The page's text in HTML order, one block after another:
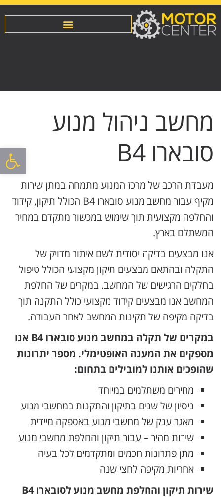
פתח
מחשב ניהול מנוע
סובארו B4
מעבדת הרכב של מרכז המנוע מתמחה במתן שירות
מקיף עבור מחשב מנוע סובארו B4 הכולל תיקון, קידוד
והחלפה מקצועית תוך שימוש במכשור מתקדם במחיר
המשתלם בארץ.
אנו מבצעים בדיקה יסודית לשם איתור מדויק של
התקלה ובהתאם מבצעים תיקון מקצועי הכולל טיפול
בחלקים הרגישים של המחשב. במקרים של החלפת
המחשב אנו מבצעים קידוד מקצועי כולל התקנה תוך
בדיקה מקיפה של תקינות המחשב לאחר העבודה.
במקרים של תקלה במחשב מנוע סובארו B4 אנו
מספקים את המענה האופטימלי. מספר יתרונות
שהופכים אותנו למובילים בתחום:
מחירים משתלמים במיוחד
ניסיון של שנים בתיקון והתקנות במחשבי מנוע
מאגר ענק של מחשבי מנוע באספקה מיידית
שירות מהיר – עבור תיקון והחלפת מחשבי מנוע
מתן פתרונות חכמים ומתקדמים לכל בעיה
אחריות מקיפה לחצי שנה
שירות תיקון והחלפת מחשב מנוע לסובארו B4